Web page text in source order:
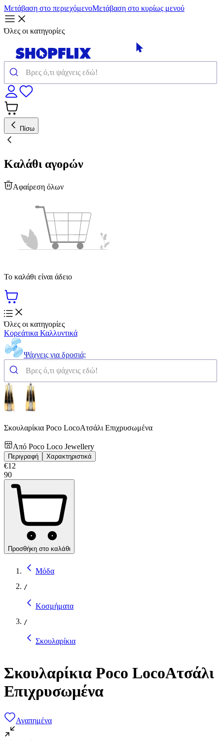
Μετάβαση στο περιεχόμενοΜετάβαση στο κυρίως μενού
Όλες οι κατηγορίες
Πίσω
Καλάθι αγορών
Αφαίρεση όλων
Το καλάθι είναι άδειο
Όλες οι κατηγορίες
Κορεάτικα Καλλυντικά
Ψάχνεις για δροσιά;
Σκουλαρίκια Poco LocoΑτσάλι Επιχρυσωμένα
Από Poco Loco Jewellery
Περιγραφή Χαρακτηριστικά
€12
90
Προσθήκη στο καλάθι
Μόδα
/
Κοσμήματα
/
Σκουλαρίκια
Σκουλαρίκια Poco LocoΑτσάλι
Επιχρυσωμένα
Αγαπημένα